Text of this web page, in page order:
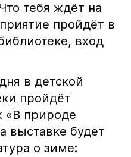
тебя ждёт на
пройдёт в
вход
в детской
пройдёт
«В природе
выставке будет
о зиме: